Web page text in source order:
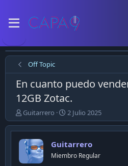
Off Topic
En cuanto puedo
12GB Zotac.
E
m
p
e
Guitarrero
F
e
c
a
d
2 Julio 2025
Guitarrero
Miembro Regular